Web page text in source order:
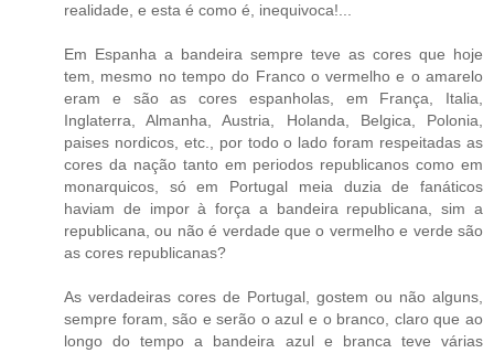
realidade, e esta é como é, inequivoca!...
Em Espanha a bandeira sempre teve as cores que hoje
tem, mesmo no tempo do Franco o vermelho e o amarelo
eram e são as cores espanholas, em França, Italia,
Inglaterra, Almanha, Austria, Holanda, Belgica, Polonia,
paises nordicos, etc., por todo o lado foram respeitadas as
cores da nação tanto em periodos republicanos como em
monarquicos, só em Portugal meia duzia de fanáticos
haviam de impor à força a bandeira republicana, sim a
republicana, ou não é verdade que o vermelho e verde são
as cores republicanas?
As verdadeiras cores de Portugal, gostem ou não alguns,
sempre foram, são e serão o azul e o branco, claro que ao
longo do tempo a bandeira azul e branca teve várias